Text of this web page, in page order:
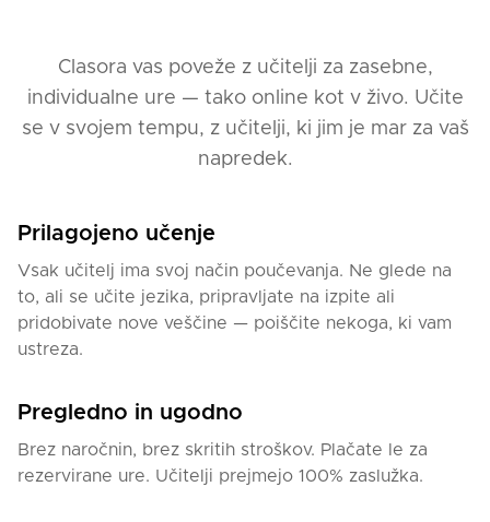
Clasora vas poveže z učitelji za zasebne,
individualne ure — tako online kot v živo. Učite
se v svojem tempu, z učitelji, ki jim je mar za vaš
napredek.
Prilagojeno učenje
Vsak učitelj ima svoj način poučevanja. Ne glede na
to, ali se učite jezika, pripravljate na izpite ali
pridobivate nove veščine — poiščite nekoga, ki vam
ustreza.
Pregledno in ugodno
Brez naročnin, brez skritih stroškov. Plačate le za
rezervirane ure. Učitelji prejmejo 100% zaslužka.